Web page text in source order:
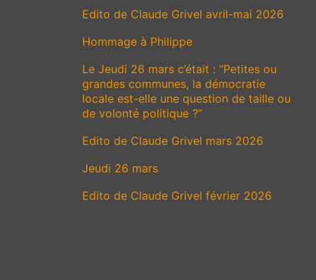
Edito de Claude Grivel avril-mai 2026
Hommage à Philippe
Le Jeudi 26 mars c’était : “Petites ou
grandes communes, la démocratie
locale est-elle une question de taille ou
de volonté politique ?”
Edito de Claude Grivel mars 2026
Jeudi 26 mars
Edito de Claude Grivel février 2026